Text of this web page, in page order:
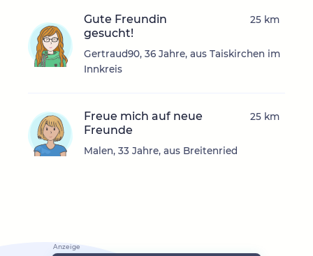
Gute Freundin
gesucht!
Gertraud90, 36 Jahre, aus Taiskirchen im
Innkreis
25 km
Freue mich auf neue
Freunde
Malen, 33 Jahre, aus Breitenried
25 km